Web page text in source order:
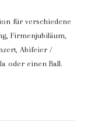
für verschiedene
Firmenjubiläum,
Abifeier /
oder einen Ball.